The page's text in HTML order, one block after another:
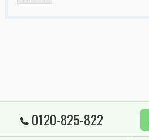
0120-825-822